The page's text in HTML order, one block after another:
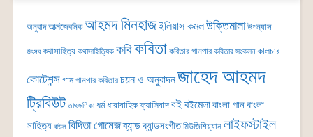
অনুবাদ আত্মজৈবনিক আহমদ মিনহাজইলিয়াস কমলউক্তিমালা উপন্যাস
উৎসব কথাসাহিত্য কথাসাহিত্যিক কবিকবিতা কবিতার গানপার কবিতার সংকলন কালচার
কোটেশন্সগান গানপার কবিতার চয়ন ও অনুবাদনজাহেদ আহমদ
ট্রিবিউট তাৎক্ষণিকা ধর্ম ধারাবাহিকফ্যাসিবাদবইবইমেলাবাংলা গানবাংলা
সাহিত্য বাউল বিদিতা গোমেজব্যান্ডব্যান্ডসংগীত মিউজিশিয়্যান লাইফস্টাইল